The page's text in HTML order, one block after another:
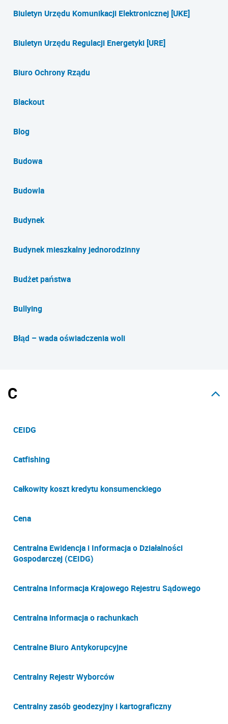
Biuletyn Urzędu Komunikacji Elektronicznej [UKE]
Biuletyn Urzędu Regulacji Energetyki [URE]
Biuro Ochrony Rządu
Blackout
Blog
Budowa
Budowla
Budynek
Budynek mieszkalny jednorodzinny
Budżet państwa
Bullying
Błąd – wada oświadczenia woli
C
CEIDG
Catfishing
Całkowity koszt kredytu konsumenckiego
Cena
Centralna Ewidencja i Informacja o Działalności
Gospodarczej (CEIDG)
Centralna Informacja Krajowego Rejestru Sądowego
Centralna informacja o rachunkach
Centralne Biuro Antykorupcyjne
Centralny Rejestr Wyborców
Centralny zasób geodezyjny i kartograficzny